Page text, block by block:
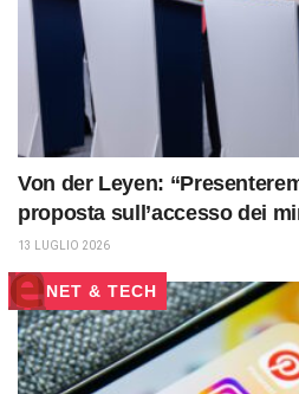
Von der Leyen:
proposta sull’accesso dei
13 LUGLIO 2026
NET & TECH